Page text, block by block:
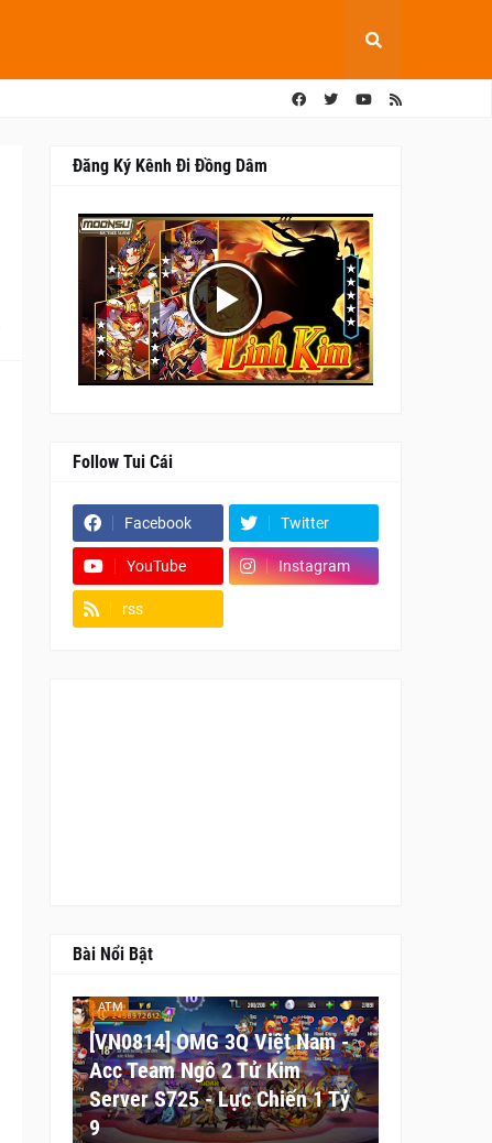
Đăng Ký Kênh Đi Đồng Dâm
Follow Tui Cái
Facebook Twitter
YouTube Instagram
rss
Bài Nổi Bật
ATM
[VN0814] OMG 3Q Việt Nam -
Acc Team Ngô 2 Tử Kim
Server S725 - Lực Chiến 1 Tỷ
9